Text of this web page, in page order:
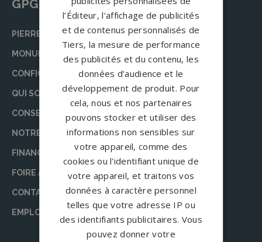
GPG Granit
PIERRE TOMBALE
MONUMENT FUNÉRAIRE
CONFIGURATEUR
QUI SOMMES-NOUS ?
CONSEILS
NOTRE ÉQUIPE DE RÉDACTION
FINANCEMENT DES OBSÈQUES
FOIRE AUX QUESTIONS (FAQ)
CONTACT
EMPLOI
l’Éditeur, l'affichage de publicités
et de contenus personnalisés de
Tiers, la mesure de performance
des publicités et du contenu, les
données d’audience et le
développement de produit. Pour
cela, nous et nos partenaires
pouvons stocker et utiliser des
informations non sensibles sur
votre appareil, comme des
cookies ou l'identifiant unique de
votre appareil, et traitons vos
données à caractère personnel
telles que votre adresse IP ou
des identifiants publicitaires. Vous
pouvez donner votre